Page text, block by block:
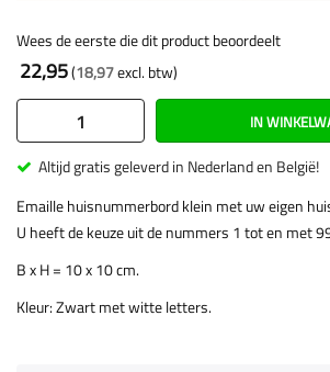
Wees de eerste die dit product beoordeelt
22,95 18,97
IN
Altijd gratis geleverd in Nederland en België!
Emaille huisnummerbord klein met uw eigen
U heeft de keuze uit de nummers 1 tot en met
B x H = 10 x 10 cm.
Kleur: Zwart met witte letters.